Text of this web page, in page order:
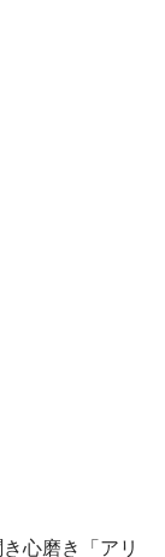
心磨き「アリ